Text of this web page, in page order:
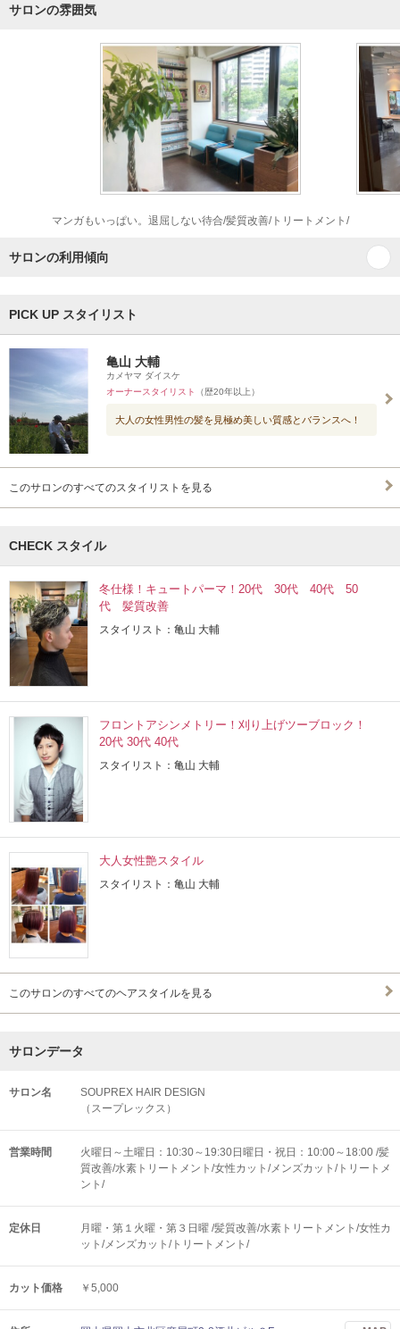
サロンの雰囲気
マンガもいっぱい。退屈しない待合/髪質改善/トリートメント/
サロンの利用傾向
PICK UP スタイリスト
亀山 大輔
カメヤマ ダイスケ
オーナースタイリスト
（歴20年以上）
大人の女性男性の髪を見極め美しい質感とバランスへ！
このサロンのすべてのスタイリストを見る
CHECK スタイル
冬仕様！キュートパーマ！20代 30代 40代 50
代 髪質改善
スタイリスト：亀山 大輔
フロントアシンメトリー！刈り上げツーブロック！
20代 30代 40代
スタイリスト：亀山 大輔
大人女性艶スタイル
スタイリスト：亀山 大輔
このサロンのすべてのヘアスタイルを見る
サロンデータ
サロン名
SOUPREX HAIR DESIGN
（スープレックス）
営業時間
火曜日～土曜日：10:30～19:30日曜日・祝日：10:00～18:00 /髪
質改善/水素トリートメント/女性カット/メンズカット/トリートメ
ント/
定休日
月曜・第１火曜・第３日曜 /髪質改善/水素トリートメント/女性カ
ット/メンズカット/トリートメント/
カット価格 ￥5,000